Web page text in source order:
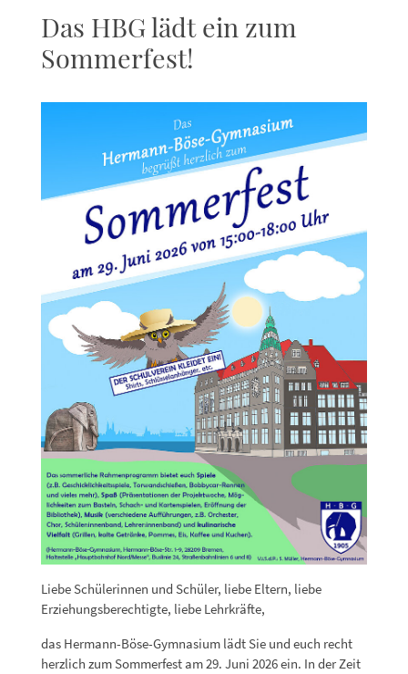
Das HBG lädt ein zum
Sommerfest!
Liebe Schülerinnen und Schüler, liebe Eltern, liebe
Erziehungsberechtigte, liebe Lehrkräfte,
das Hermann-Böse-Gymnasium lädt Sie und euch recht
herzlich zum Sommerfest am 29. Juni 2026 ein. In der Zeit